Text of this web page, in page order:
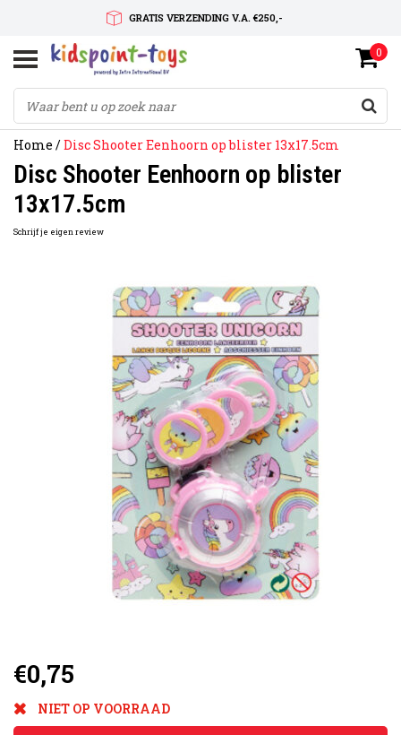
GRATIS VERZENDING V.A. €250,-
SNELLE LEVERTIJD
SERVICE OP MAAT
0
Home /Disc Shooter Eenhoorn op blister 13x17.5cm
Disc Shooter Eenhoorn op blister
13x17.5cm
Schrijf je eigen review
€0,75
NIET OP VOORRAAD